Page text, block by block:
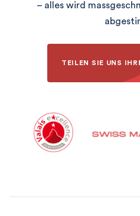
– alles wird
TEILEN SIE UNS